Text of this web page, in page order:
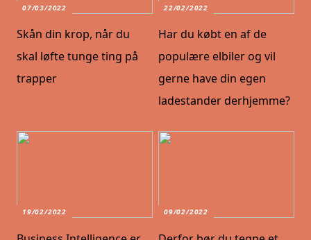
07/03/2022
Skån din krop, når du
skal løfte tunge ting på
trapper
22/02/2022
Har du købt en af de
populære elbiler og vil
gerne have din egen
ladestander derhjemme?
19/02/2022 09/02/2022